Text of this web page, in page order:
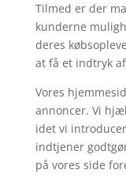
Tilmed er der
kunderne
deres
at få et indtryk
Vores
annoncer. Vi
idet vi
indtjener
på vores side